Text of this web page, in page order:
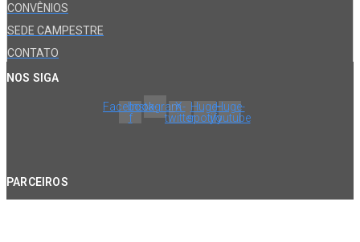
CONVÊNIOS
SEDE CAMPESTRE
CONTATO
NOS SIGA
Facebook-
f
InstagramX-
twitter
Huge-
spotify
Huge-
youtube
PARCEIROS